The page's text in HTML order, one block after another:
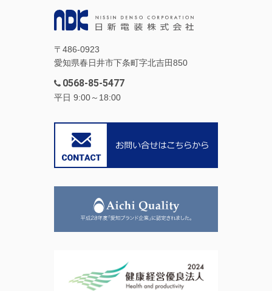
〒486-0923
愛知県春日井市下条町字北吉田850
0568-85-5477
平日 9:00～18:00